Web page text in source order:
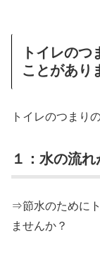
トイレの
ことがあり
トイレのつまり
１：水の流れ
⇒節水のために
ませんか？